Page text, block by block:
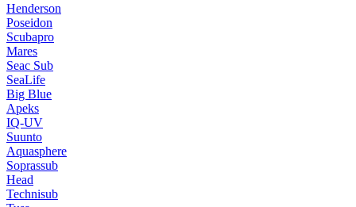
Henderson
Poseidon
Scubapro
Mares
Seac Sub
SeaLife
Big Blue
Apeks
IQ-UV
Suunto
Aquasphere
Soprassub
Head
Technisub